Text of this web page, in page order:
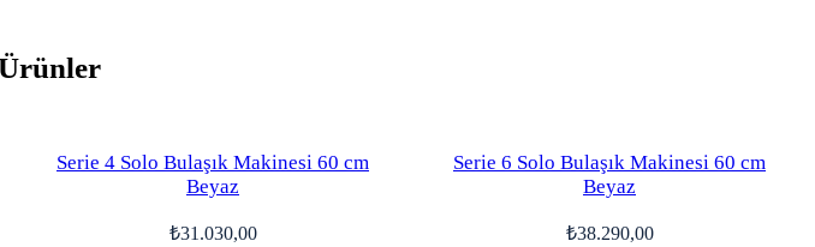
Serie 4 Solo Bulaşık Makinesi 60 cm
Beyaz
₺31.030,00
Serie 6 Solo Bulaşık Makinesi 60 cm
Beyaz
₺38.290,00